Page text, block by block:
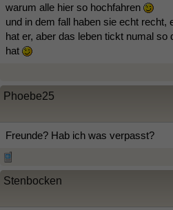
warum alle hier so hochfahren
und in dem fall haben sie echt
hat er, aber das leben tickt numal
hat
Phoebe25
Freunde? Hab ich was verpasst?
Stenbocken